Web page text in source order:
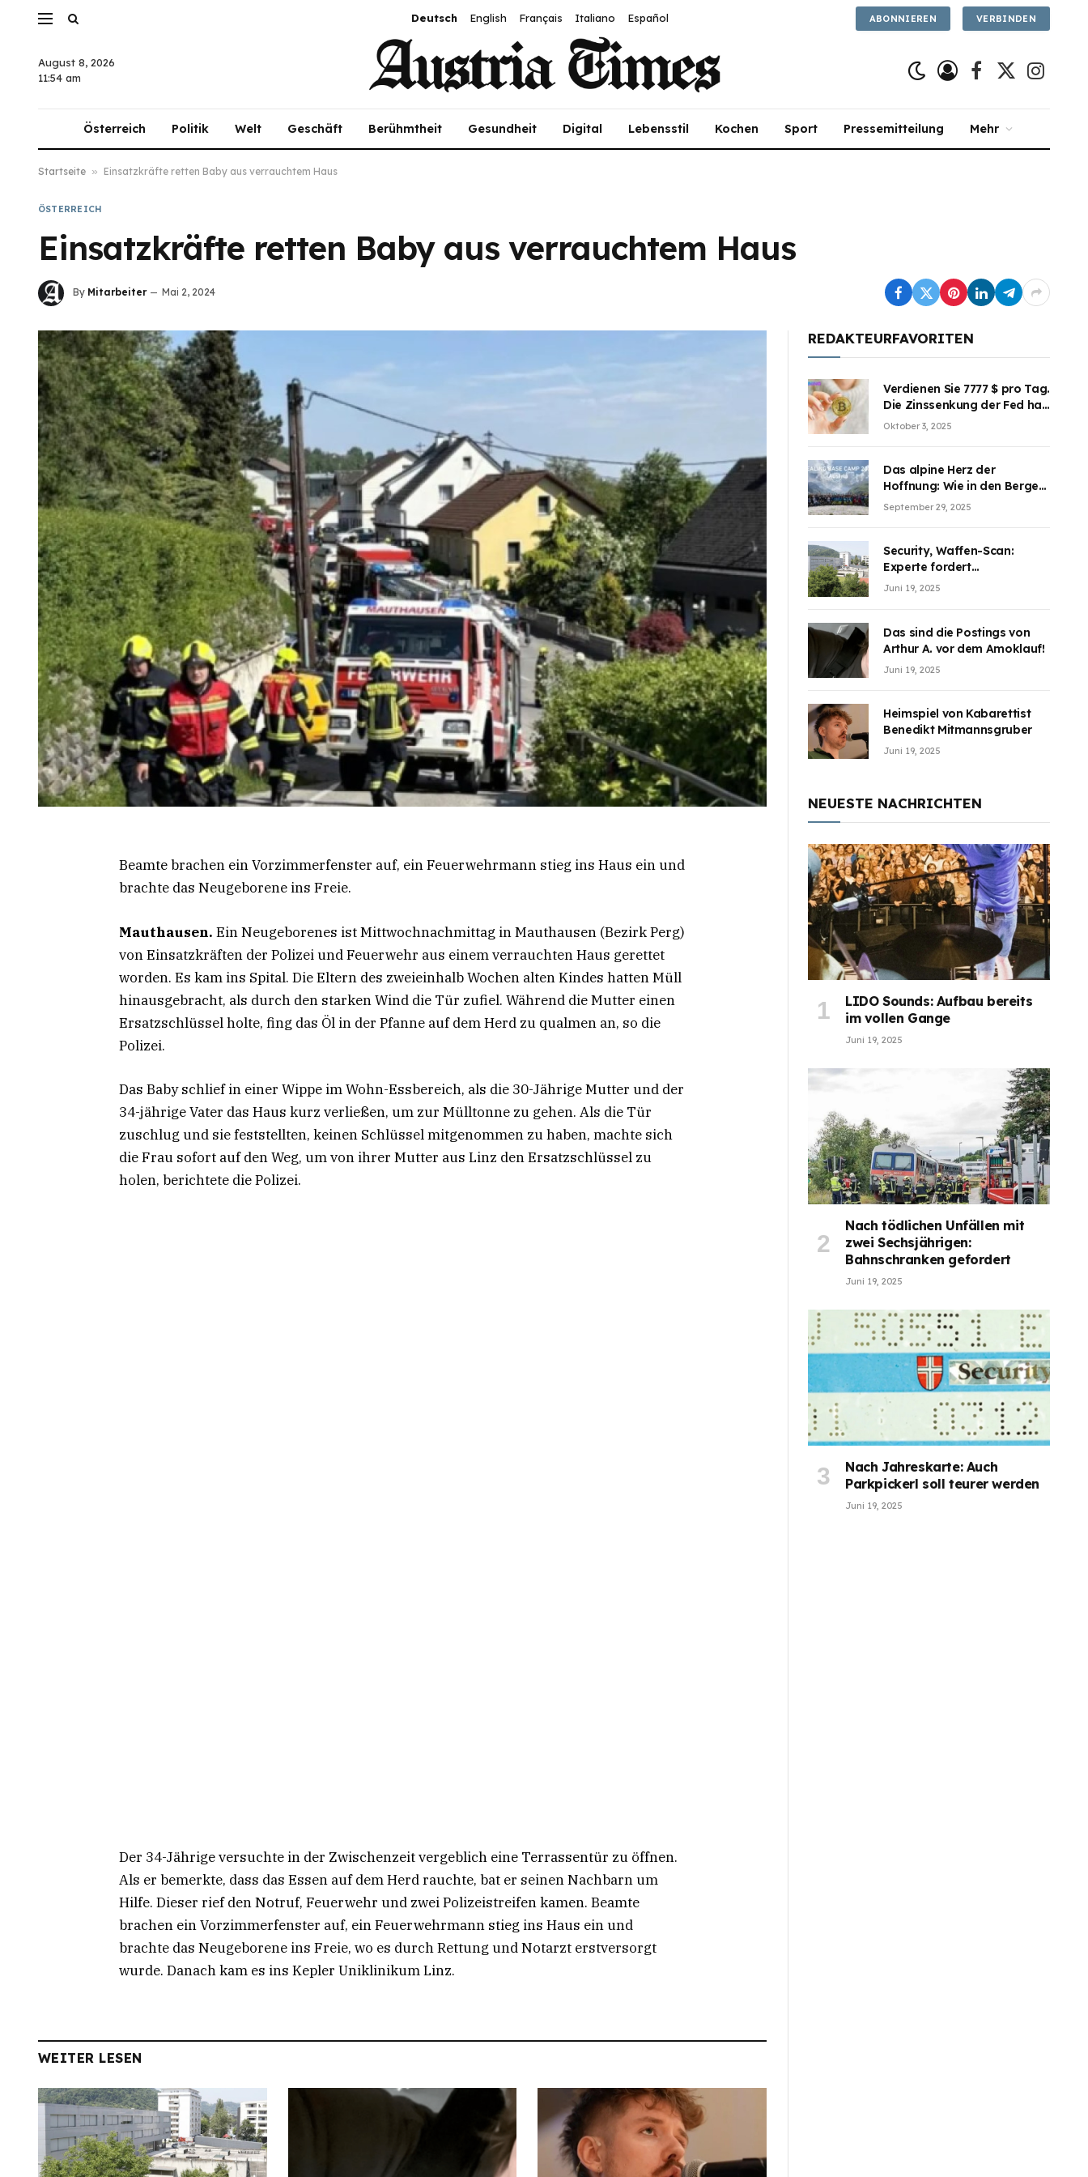
Deutsch English Français Italiano Español ABONNIEREN VERBINDEN
August 8, 2026
11:54 am
Facebook
X
Österreich Politik Welt Geschäft Berühmtheit Gesundheit Digital Lebensstil Kochen Sport Pressemitteilung Mehr
Startseite » Einsatzkräfte retten Baby aus verrauchtem Haus
ÖSTERREICH
Einsatzkräfte retten Baby aus verrauchtem Haus
By Mitarbeiter Mai 2, 2024
Beamte brachen ein Vorzimmerfenster auf, ein Feuerwehrmann stieg ins Haus ein und
brachte das Neugeborene ins Freie.
Mauthausen. Ein Neugeborenes ist Mittwochnachmittag in Mauthausen (Bezirk Perg)
von Einsatzkräften der Polizei und Feuerwehr aus einem verrauchten Haus gerettet
worden. Es kam ins Spital. Die Eltern des zweieinhalb Wochen alten Kindes hatten Müll
hinausgebracht, als durch den starken Wind die Tür zufiel. Während die Mutter einen
Ersatzschlüssel holte, fing das Öl in der Pfanne auf dem Herd zu qualmen an, so die
Polizei.
Das Baby schlief in einer Wippe im Wohn-Essbereich, als die 30-Jährige Mutter und der
34-jährige Vater das Haus kurz verließen, um zur Mülltonne zu gehen. Als die Tür
zuschlug und sie feststellten, keinen Schlüssel mitgenommen zu haben, machte sich
die Frau sofort auf den Weg, um von ihrer Mutter aus Linz den Ersatzschlüssel zu
holen, berichtete die Polizei.
Der 34-Jährige versuchte in der Zwischenzeit vergeblich eine Terrassentür zu öffnen.
Als er bemerkte, dass das Essen auf dem Herd rauchte, bat er seinen Nachbarn um
Hilfe. Dieser rief den Notruf, Feuerwehr und zwei Polizeistreifen kamen. Beamte
brachen ein Vorzimmerfenster auf, ein Feuerwehrmann stieg ins Haus ein und
brachte das Neugeborene ins Freie, wo es durch Rettung und Notarzt erstversorgt
wurde. Danach kam es ins Kepler Uniklinikum Linz.
WEITER LESEN
REDAKTEURFAVORITEN
Verdienen Sie 7777 $ pro Tag.
Die Zinssenkung der Fed hat
die Aufmerksamkeit des
teilzuhaben
Oktober 3, 2025
Das alpine Herz der
Hoffnung: Wie in den Bergen
Österreichs die unsichtbaren
September 29, 2025
Security, Waffen-Scan:
Experte fordert
Sicherheitsdiskussion an
Juni 19, 2025
Das sind die Postings von
Arthur A. vor dem Amoklauf!
Juni 19, 2025
Heimspiel von Kabarettist
Benedikt Mitmannsgruber
Juni 19, 2025
NEUESTE NACHRICHTEN
LIDO Sounds: Aufbau bereits
im vollen Gange
Juni 19, 2025
Nach tödlichen Unfällen mit
zwei Sechsjährigen:
Bahnschranken gefordert
Juni 19, 2025
Nach Jahreskarte: Auch
Parkpickerl soll teurer werden
Juni 19, 2025